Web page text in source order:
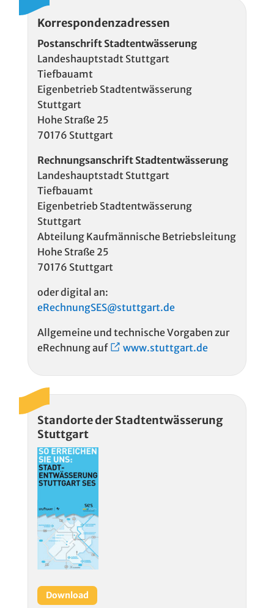
Korrespondenzadressen
Postanschrift Stadtentwässerung
Landeshauptstadt Stuttgart
Tiefbauamt
Eigenbetrieb Stadtentwässerung
Stuttgart
Hohe Straße 25
70176 Stuttgart
Rechnungsanschrift Stadtentwässerung
Landeshauptstadt Stuttgart
Tiefbauamt
Eigenbetrieb Stadtentwässerung
Stuttgart
Abteilung Kaufmännische Betriebsleitung
Hohe Straße 25
70176 Stuttgart
oder digital an:
eRechnungSES@stuttgart.de
Allgemeine und technische Vorgaben zur
eRechnung auf
www.stuttgart.de
Standorte der Stadtentwässerung
Stuttgart
Download